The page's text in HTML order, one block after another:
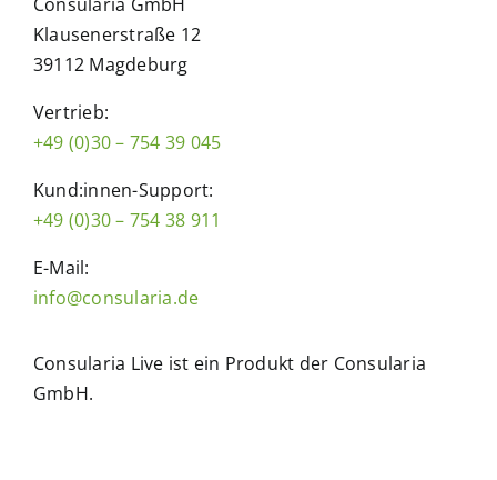
Klausenerstraße 12
39112 Magdeburg
Vertrieb:
+49 (0)30 – 754 39 045
Kund:innen-Support:
+49 (0)30 – 754 38 911
E-Mail:
info@consularia.de
Consularia Live ist ein Produkt der Consularia
GmbH.